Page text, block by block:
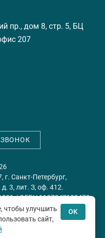
пр., дом 8, стр. 5, БЦ
207
ЗВОНОК
Санкт-Петербург,
3, лит. З, оф. 412.
/ ОГРН 1197847128478
чтобы улучшить
сайт,
OK